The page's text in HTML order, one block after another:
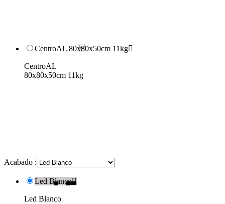
CentroAL 80x80x50cm 11kg
CentroAL
80x80x50cm 11kg
Acabado :
Led Blanco
Led Blanco